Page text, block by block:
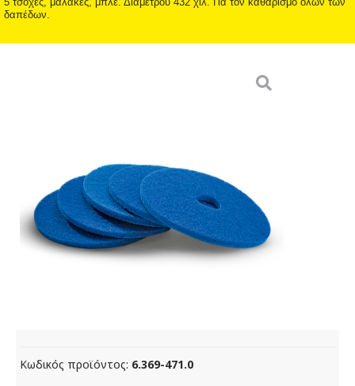
δαπέδων.
Κωδικός προϊόντος: 6.369-471.0